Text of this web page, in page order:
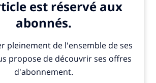
le réseau social se vantait
de comptes individuels. Des
de grandir et qui ne font que